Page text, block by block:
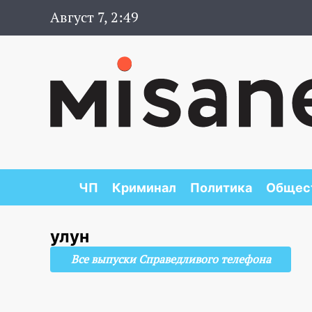
Август 7, 2:49
ЧП Криминал Политика
улун
Все выпуски Справедливого телефона